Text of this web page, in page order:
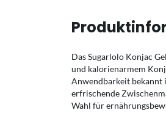
Das Sugarlolo Konjac
und kalorienarmem
Anwendbarkeit bekannt
erfrischende
Wahl für